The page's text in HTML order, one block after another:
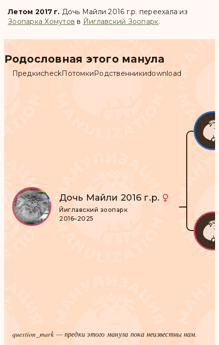
Летом 2017 г. Дочь Майли 2016 г.р. переехала из
Зоопарка Хомутов в Йиглавский Зоопарк.
Родословная этого манула
ПредкиcheckПотомкиРодственникиdownload
Дочь Майли 2016 г.р.
Йиглавский зоопарк
2016–2025
question_mark— предки этого манула пока неизвестны нам.